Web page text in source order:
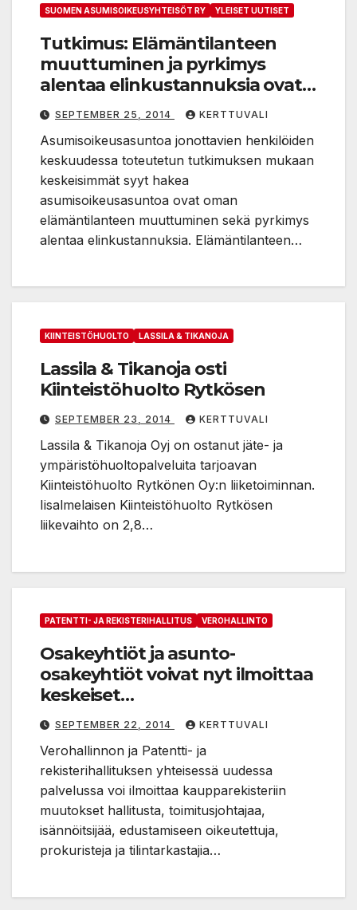
SUOMEN ASUMISOIKEUSYHTEISÖT RY YLEISET UUTISET
Tutkimus: Elämäntilanteen
muuttuminen ja pyrkimys
alentaa elinkustannuksia ovat
keskeisimmät syyt hakea
asumisoikeusasuntoa
SEPTEMBER 25, 2014 KERTTUVALI
Asumisoikeusasuntoa jonottavien henkilöiden
keskuudessa toteutetun tutkimuksen mukaan
keskeisimmät syyt hakea
asumisoikeusasuntoa ovat oman
elämäntilanteen muuttuminen sekä pyrkimys
alentaa elinkustannuksia. Elämäntilanteen…
KIINTEISTÖHUOLTO LASSILA & TIKANOJA
Lassila & Tikanoja osti
Kiinteistöhuolto Rytkösen
SEPTEMBER 23, 2014 KERTTUVALI
Lassila & Tikanoja Oyj on ostanut jäte- ja
ympäristöhuoltopalveluita tarjoavan
Kiinteistöhuolto Rytkönen Oy:n liiketoiminnan.
Iisalmelaisen Kiinteistöhuolto Rytkösen
liikevaihto on 2,8…
PATENTTI- JA REKISTERIHALLITUS VEROHALLINTO
Osakeyhtiöt ja asunto-
osakeyhtiöt voivat nyt ilmoittaa
keskeiset
vastuuhenkilömuutokset
verkossa
SEPTEMBER 22, 2014 KERTTUVALI
Verohallinnon ja Patentti- ja
rekisterihallituksen yhteisessä uudessa
palvelussa voi ilmoittaa kaupparekisteriin
muutokset hallitusta, toimitusjohtajaa,
isännöitsijää, edustamiseen oikeutettuja,
prokuristeja ja tilintarkastajia…